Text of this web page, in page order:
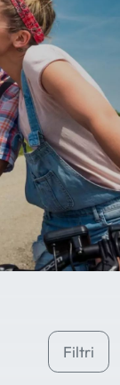
Filtri